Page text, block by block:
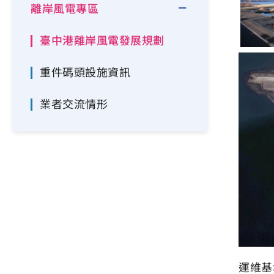
離岸風電專區
臺中港離岸風電發展規劃
重件碼頭設施資訊
業者交流情形
運維